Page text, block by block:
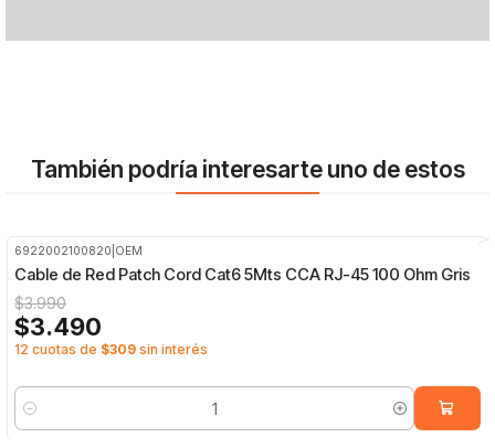
También podría interesarte uno de estos
6922002100820 OEM
Cable de Red Patch Cord Cat6 5Mts CCA RJ-45 100 Ohm Gris
$3.990
$3.490
12 cuotas de $309 sin interés
Cantidad